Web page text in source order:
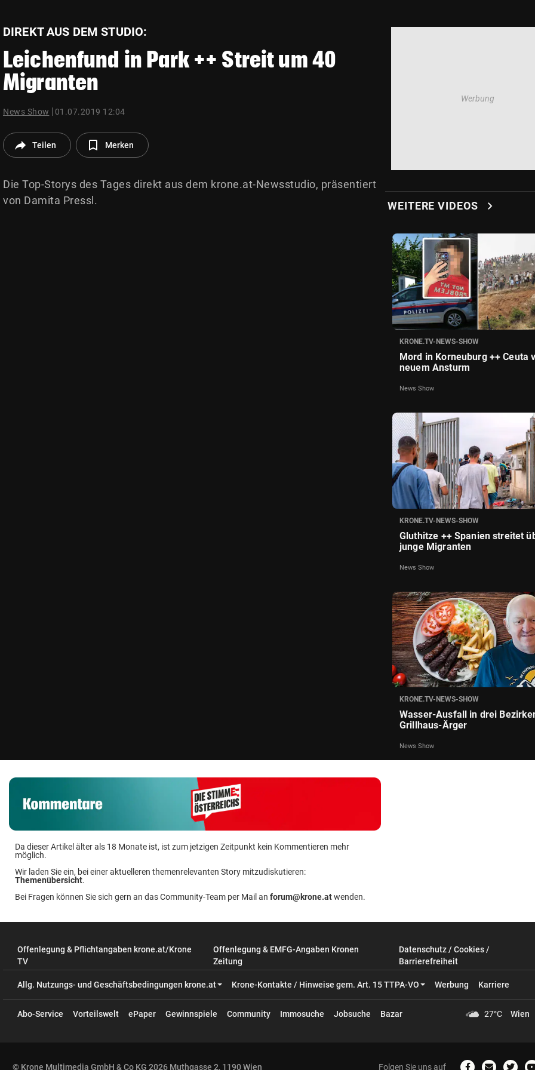
DIREKT AUS DEM STUDIO:
Leichenfund in Park ++ Streit um 40
Migranten
News Show 01.07.2019 12:04
Teilen Merken
Die Top-Storys des Tages direkt aus dem krone.at-Newsstudio, präsentiert
von Damita Pressl.
WEITERE VIDEOS chevron_right
KRONE.TV-NEWS-SHOW
Mord in Korneuburg ++ Ceuta
neuem Ansturm
News Show
KRONE.TV-NEWS-SHOW
Gluthitze ++ Spanien streitet
junge Migranten
News Show
KRONE.TV-NEWS-SHOW
Wasser-Ausfall in drei
Grillhaus-Ärger
News Show
Da dieser Artikel älter als 18 Monate ist, ist zum jetzigen Zeitpunkt kein Kommentieren mehr
möglich.
Wir laden Sie ein, bei einer aktuelleren themenrelevanten Story mitzudiskutieren:
Themenübersicht.
Bei Fragen können Sie sich gern an das Community-Team per Mail an forum@krone.atwenden.
Offenlegung & Pflichtangaben krone.at/Krone
TV
Offenlegung & EMFG-Angaben Kronen
Zeitung
Datenschutz / Cookies /
Barrierefreiheit
Allg. Nutzungs- und Geschäftsbedingungen krone.at Krone-Kontakte / Hinweise gem. Art. 15 TTPA-VO Werbung Karriere
Abo-Service Vorteilswelt ePaper Gewinnspiele Community Immosuche Jobsuche Bazar 27°C Wien
© Krone Multimedia GmbH & Co KG 2026 Muthgasse 2, 1190 Wien Folgen Sie uns auf